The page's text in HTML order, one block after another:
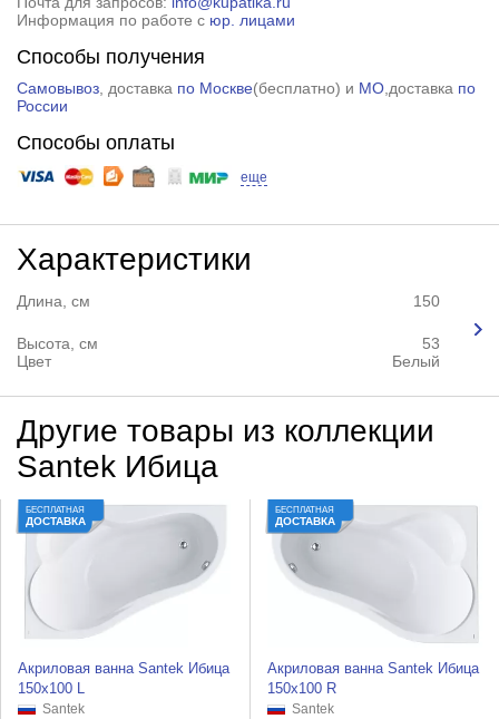
Информация по работе с юр. лицами
Способы получения
Самовывоз, доставка по Москве(бесплатно) и МО,доставка по
России
Способы оплаты
еще
Характеристики
Длина, см 150
Высота, см
53
Цвет
Белый
Другие товары из коллекции
Santek Ибица
БЕСПЛАТНАЯ
ДОСТАВКА
Акриловая ванна Santek Ибица
150x100 L
Santek
БЕСПЛАТНАЯ
ДОСТАВКА
Акриловая ванна Santek Ибица
150x100 R
Santek